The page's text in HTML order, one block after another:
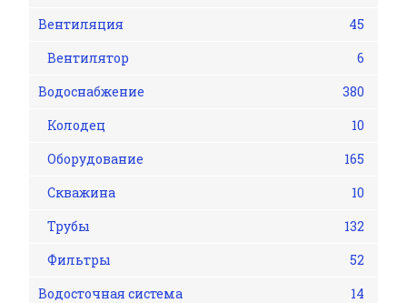
Вентиляция
45
Вентилятор
6
Водоснабжение
380
Колодец
10
Оборудование
165
Скважина
10
Трубы
132
Фильтры
52
Водосточная система
14